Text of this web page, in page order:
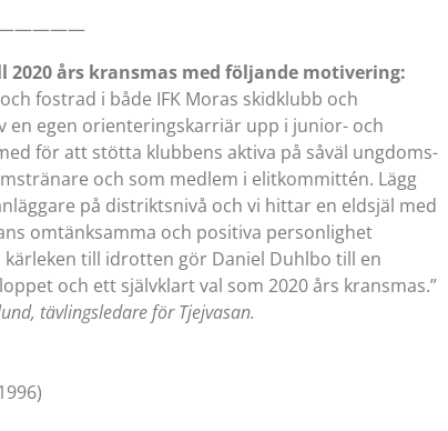
års kransmas med följande motivering:
fostrad i både IFK Moras skidklubb och
en egen orienteringskarriär upp i junior- och
för att stötta klubbens aktiva på såväl ungdoms-
och som medlem i elitkommittén. Lägg
på distriktsnivå och vi hittar en eldsjäl med
omtänksamma och positiva personlighet
till idrotten gör Daniel Duhlbo till en
och ett självklart val som 2020 års kransmas.”
tävlingsledare för Tjejvasan.